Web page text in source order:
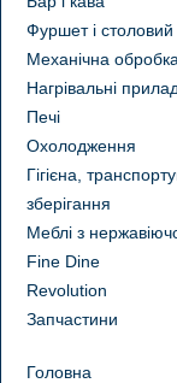
Фуршет і столовий
Механічна обробка
Нагрівальні
Печі
Охолодження
Гігієна,
зберігання
Меблі з
Fine Dine
Revolution
Запчастини
Головна